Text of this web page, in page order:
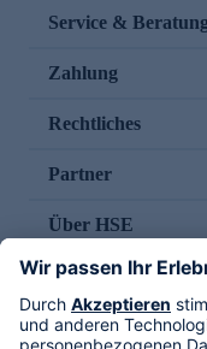
Service & Beratung
Zahlung
Rechtliches
Partner
Über HSE
Im TV
HSE International